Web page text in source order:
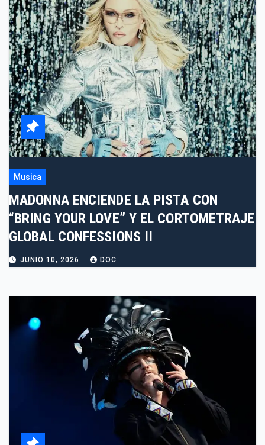
Musica
MADONNA ENCIENDE LA PISTA CON
“BRING YOUR LOVE” Y EL CORTOMETRAJE
GLOBAL CONFESSIONS II
JUNIO 10, 2026 DOC